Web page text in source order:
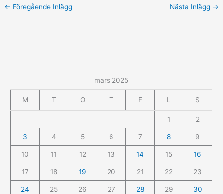
← Föregående Inlägg Nästa Inlägg →
mars 2025
M T O T F L S
1 2
3 4 5 6 7 8 9
10 11 12 13 14 15 16
17 18 19 20 21 22 23
24 25 26 27 28 29 30